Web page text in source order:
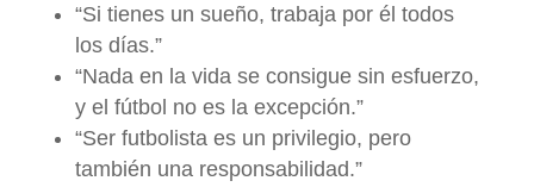
“Si tienes un sueño, trabaja por él todos
los días.”
“Nada en la vida se consigue sin esfuerzo,
y el fútbol no es la excepción.”
“Ser futbolista es un privilegio, pero
también una responsabilidad.”